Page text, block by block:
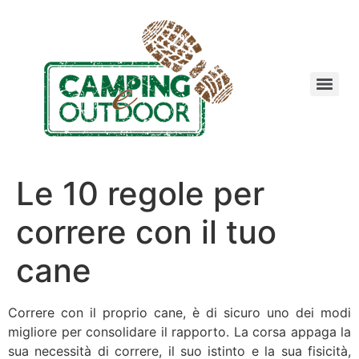
Le 10 regole per
correre con il tuo
cane
Correre con il proprio cane, è di sicuro uno dei modi
migliore per consolidare il rapporto. La corsa appaga la
sua necessità di correre, il suo istinto e la sua fisicità,